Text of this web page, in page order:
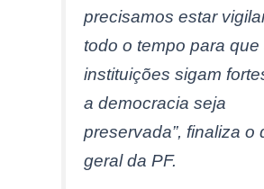
precisamos estar
todo o tempo para que
instituições sigam
a democracia seja
preservada”, finaliza o
geral da PF.